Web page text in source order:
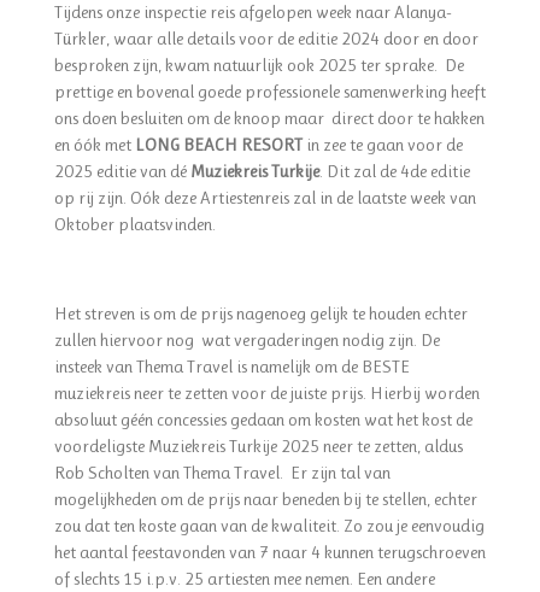
Tijdens onze inspectie reis afgelopen week naar Alanya-
Türkler, waar alle details voor de editie 2024 door en door
besproken zijn, kwam natuurlijk ook 2025 ter sprake. De
prettige en bovenal goede professionele samenwerking heeft
ons doen besluiten om de knoop maar direct door te hakken
en óók metLONG BEACH RESORTin zee te gaan voor de
2025 editie van dé Muziekreis Turkije. Dit zal de 4de editie
op rij zijn. Oók deze Artiestenreis zal in de laatste week van
Oktober plaatsvinden.
Het streven is om de prijs nagenoeg gelijk te houden echter
zullen hiervoor nog wat vergaderingen nodig zijn. De
insteek van Thema Travel is namelijk om de BESTE
muziekreis neer te zetten voor de juiste prijs. Hierbij worden
absoluut géén concessies gedaan om kosten wat het kost de
voordeligste Muziekreis Turkije 2025 neer te zetten, aldus
Rob Scholten van Thema Travel. Er zijn tal van
mogelijkheden om de prijs naar beneden bij te stellen, echter
zou dat ten koste gaan van de kwaliteit. Zo zou je eenvoudig
het aantal feestavonden van 7 naar 4 kunnen terugschroeven
of slechts 15 i.p.v. 25 artiesten mee nemen. Een andere